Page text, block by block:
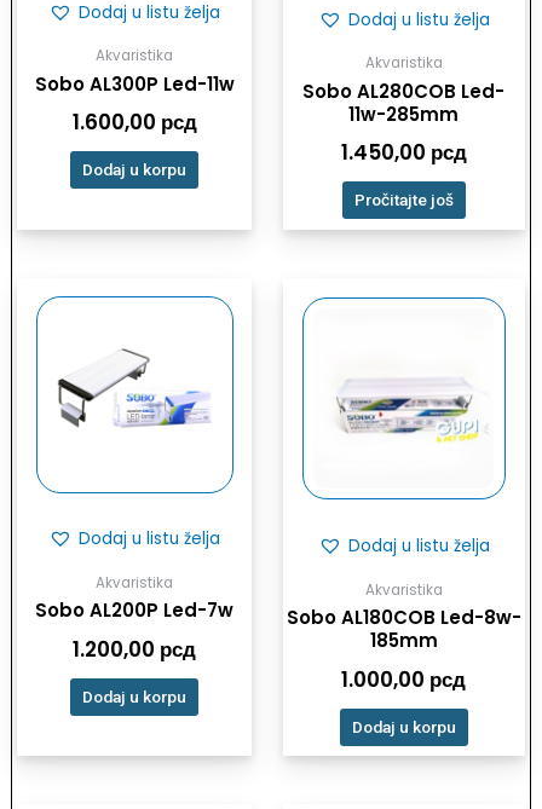
Dodaj u listu želja
Akvaristika
Sobo AL300P Led-11w
1.600,00 рсд
Dodaj u korpu
Dodaj u listu želja
Akvaristika
Sobo AL280COB Led-
11w-285mm
1.450,00 рсд
Pročitajte još
Dodaj u listu želja
Akvaristika
Sobo AL200P Led-7w
1.200,00 рсд
Dodaj u korpu
Dodaj u listu želja
Akvaristika
Sobo AL180COB Led-8w-
185mm
1.000,00 рсд
Dodaj u korpu